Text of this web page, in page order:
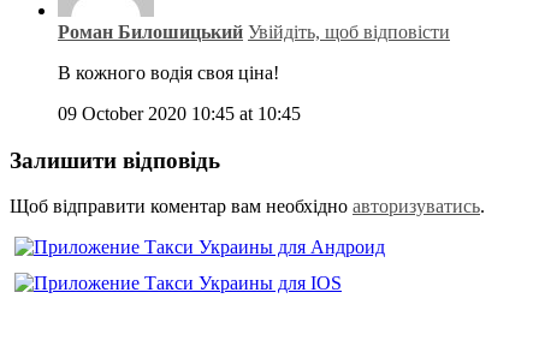
Роман Билошицький Увійдіть, щоб відповісти
В кожного водія своя ціна!
09 October 2020 10:45 at 10:45
Залишити відповідь
Щоб відправити коментар вам необхідно авторизуватись.